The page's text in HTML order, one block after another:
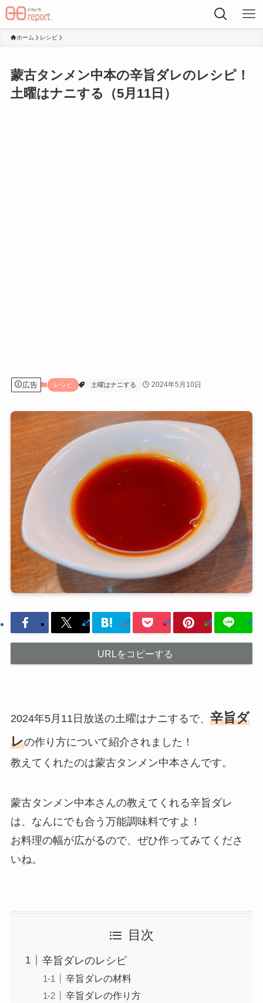
ホーム レシピ
蒙古タンメン中本の辛旨ダレのレシピ！
土曜はナニする（5月11日）
広告 レシピ 土曜はナニする 2024年5月10日
URLをコピーする
2024年5月11日放送の土曜はナニするで、 辛旨ダ
レの作り方について紹介されました！
教えてくれたのは蒙古タンメン中本さんです。
蒙古タンメン中本さんの教えてくれる辛旨ダレ
は、なんにでも合う万能調味料ですよ！
お料理の幅が広がるので、ぜひ作ってみてくださ
いね。
目次
辛旨ダレのレシピ
辛旨ダレの材料
辛旨ダレの作り方